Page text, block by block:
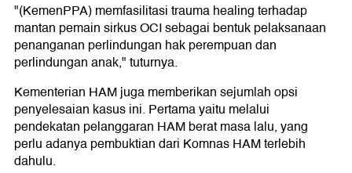
"(KemenPPA) memfasilitasi trauma healing terhadap
mantan pemain sirkus OCI sebagai bentuk pelaksanaan
penanganan perlindungan hak perempuan dan
perlindungan anak," tuturnya.
Kementerian HAM juga memberikan sejumlah opsi
penyelesaian kasus ini. Pertama yaitu melalui
pendekatan pelanggaran HAM berat masa lalu, yang
perlu adanya pembuktian dari Komnas HAM terlebih
dahulu.